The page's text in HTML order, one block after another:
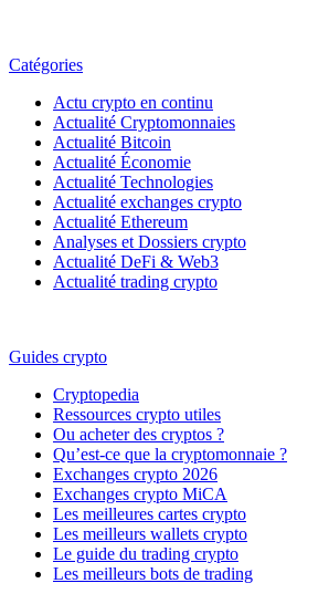
Catégories
Actu crypto en continu
Actualité Cryptomonnaies
Actualité Bitcoin
Actualité Économie
Actualité Technologies
Actualité exchanges crypto
Actualité Ethereum
Analyses et Dossiers crypto
Actualité DeFi & Web3
Actualité trading crypto
Guides crypto
Cryptopedia
Ressources crypto utiles
Ou acheter des cryptos ?
Qu’est-ce que la cryptomonnaie ?
Exchanges crypto 2026
Exchanges crypto MiCA
Les meilleures cartes crypto
Les meilleurs wallets crypto
Le guide du trading crypto
Les meilleurs bots de trading